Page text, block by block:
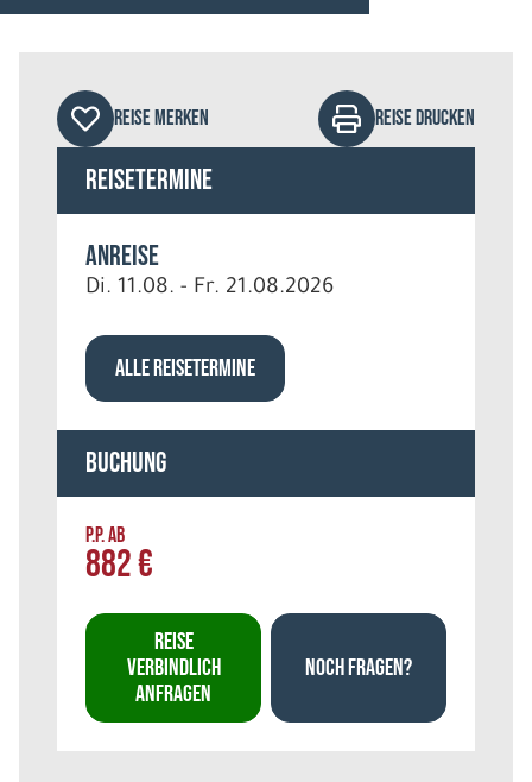
REISE MERKEN REISE DRUCKEN
Reisetermine
Anreise
Di. 11.08. - Fr. 21.08.2026
ALLE REISETERMINE
Buchung
P.P. AB
882 €
REISE
VERBINDLICH
ANFRAGEN
NOCH FRAGEN?